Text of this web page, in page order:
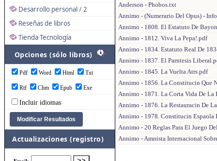
Desarrollo personal / 2
Reseñas de libros
Tienda Tecnología
Opciones (sólo libros)
Pdf Word Html Txt
Rtf Chm Epub Exe
Incluir idiomas
Actualizaciones (registro)
Anderson - Phobos.txt
Annimo - (Numerario Del Opus) -
Annimo - 1808. El Estatuto De
Annimo - 1812. Viva La Pepa!.pdf
Annimo - 1834. Estatuto Real De
Annimo - 1837. El Parntesis
Annimo - 1845. La Vuelta Atrs.pdf
Annimo - 1856. La Constitucin Que
Annimo - 1871. La Corta Vida De La
Annimo - 1876. La Restauracin De
Annimo - 1978. Constitucin Espaola
Annimo - 20 Reglas Para El Juego
Annimo - Amnista Internacional